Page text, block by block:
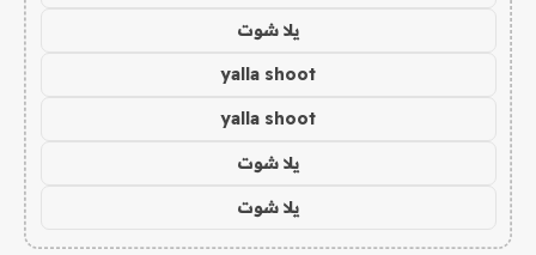
يلا شوت
yalla shoot
yalla shoot
يلا شوت
يلا شوت